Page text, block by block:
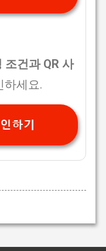
조건과 QR 사
하세요.
하기